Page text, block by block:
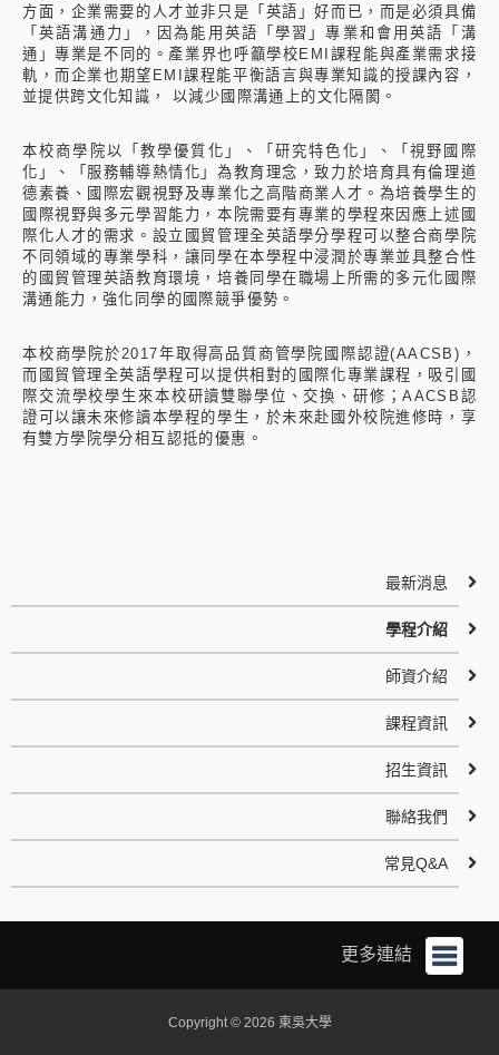
方面，企業需要的人才並非只是「英語」好而已，而是必須具備
「英語溝通力」，因為能用英語「學習」專業和會用英語「溝
通」專業是不同的。產業界也呼籲學校EMI課程能與產業需求接
軌，而企業也期望EMI課程能平衡語言與專業知識的授課內容，
並提供跨文化知識， 以減少國際溝通上的文化隔閡。
本校商學院以「教學優質化」、「研究特色化」、「視野國際
化」、「服務輔導熱情化」為教育理念，致力於培育具有倫理道
德素養、國際宏觀視野及專業化之高階商業人才。為培養學生的
國際視野與多元學習能力，本院需要有專業的學程來因應上述國
際化人才的需求。設立國貿管理全英語學分學程可以整合商學院
不同領域的專業學科，讓同學在本學程中浸潤於專業並具整合性
的國貿管理英語教育環境，培養同學在職場上所需的多元化國際
溝通能力，強化同學的國際競爭優勢。
本校商學院於2017年取得高品質商管學院國際認證(AACSB)，
而國貿管理全英語學程可以提供相對的國際化專業課程，吸引國
際交流學校學生來本校研讀雙聯學位、交換、研修；AACSB認
證可以讓未來修讀本學程的學生，於未來赴國外校院進修時，享
有雙方學院學分相互認抵的優惠。
最新消息
學程介紹
師資介紹
課程資訊
招生資訊
聯絡我們
常見Q&A
更多連結
Copyright © 2026 東吳大學